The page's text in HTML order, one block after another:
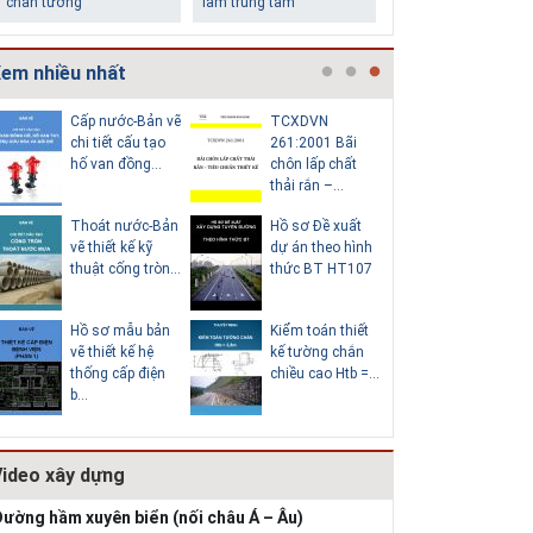
Những ngôi nhà một
tầng ít tiền vẫn đẹp
Lý do nên sử dụng gạch
block để xây nhà
Thiết kế nhà siêu nhỏ
độc đáo
nhiều nhất
Cấp nước-Bản vẽ
chi tiết cấu tạo
hố van đồng...
Thoát nước-Bản
vẽ thiết kế kỹ
thuật cống tròn...
Hồ sơ mẫu bản
vẽ thiết kế hệ
thống cấp điện
b...
TCXDVN
261:2001 Bãi
chôn lấp chất
thải rắn –...
Hồ sơ Đề xuất
dự án theo hình
thức BT HT107
Kiểm toán thiết
kế tường chắn
chiều cao Htb =...
xây dựng
hầm xuyên biển (nối châu Á – Âu)